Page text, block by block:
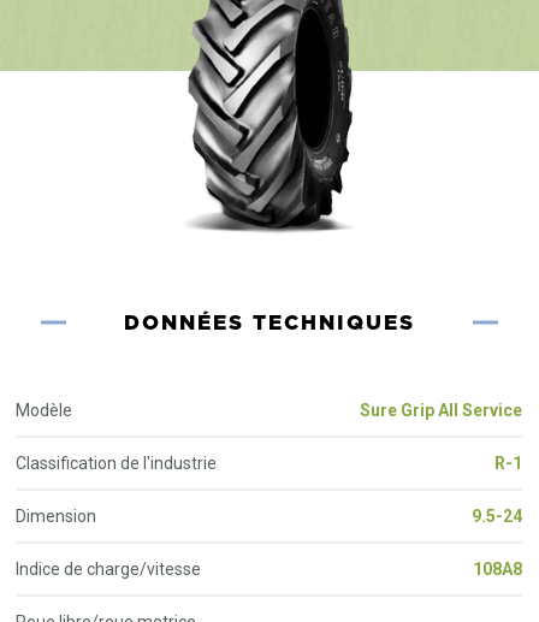
DONNÉES TECHNIQUES
Modèle Sure Grip All Service
Classification de l'industrie R-1
Dimension 9.5-24
Indice de charge/vitesse 108A8